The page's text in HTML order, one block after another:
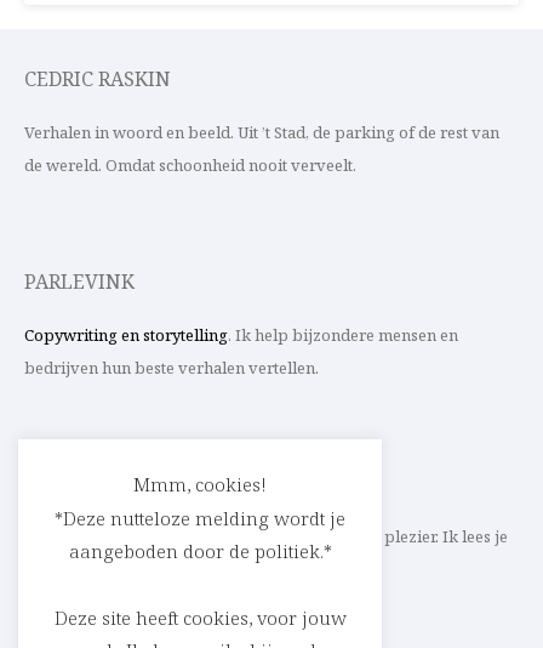
CEDRIC RASKIN
Verhalen in woord en beeld. Uit ’t Stad, de parking of de rest van
de wereld. Omdat schoonheid nooit verveelt.
PARLEVINK
Copywriting en storytelling. Ik help bijzondere mensen en
bedrijven hun beste verhalen vertellen.
Schrijf ik straks mee aan jouw verhaal? Met veel plezier. Ik lees je
heel graag op
cedric@parlevink.be
Mmm, cookies!
*Deze nutteloze melding wordt je
aangeboden door de politiek.*
Deze site heeft cookies, voor jouw